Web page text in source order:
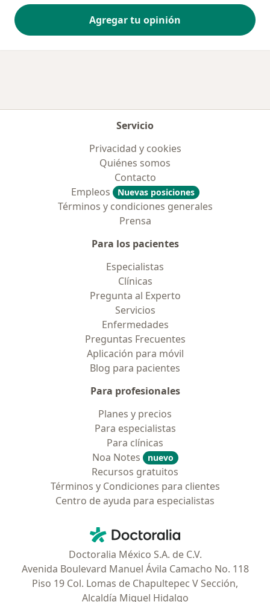
Agregar tu opinión
Servicio
Privacidad y cookies
Quiénes somos
Contacto
Empleos
Nuevas posiciones
Términos y condiciones generales
Prensa
Para los pacientes
Especialistas
Clínicas
Pregunta al Experto
Servicios
Enfermedades
Preguntas Frecuentes
Aplicación para móvil
Blog para pacientes
Para profesionales
Planes y precios
Para especialistas
Para clínicas
Noa Notes
nuevo
Recursos gratuitos
Términos y Condiciones para clientes
Centro de ayuda para especialistas
Doctoralia - Página de inicio
Doctoralia México S.A. de C.V.
Avenida Boulevard Manuel Ávila Camacho No. 118
Piso 19 Col. Lomas de Chapultepec V Sección,
Alcaldía Miguel Hidalgo